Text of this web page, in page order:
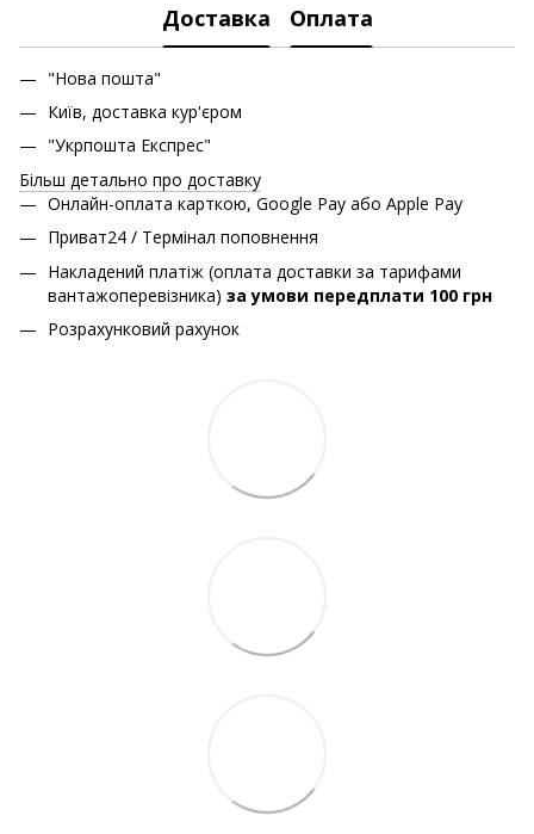
Доставка Оплата
"Нова пошта"
Київ, доставка кур'єром
"Укрпошта Експрес"
Більш детально про доставку
Онлайн-оплата карткою, Google Pay або Apple Pay
Приват24 / Термінал поповнення
Накладений платіж (оплата доставки за тарифами
вантажоперевізника) за умови передплати 100 грн
Розрахунковий рахунок